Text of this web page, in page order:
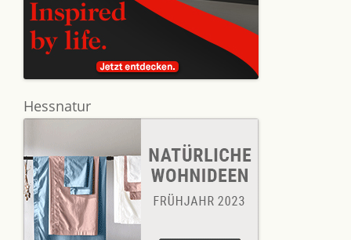
Hessnatur